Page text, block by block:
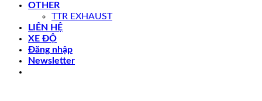
OTHER
TTR EXHAUST
LIÊN HỆ
XE ĐỘ
Đăng nhập
Newsletter